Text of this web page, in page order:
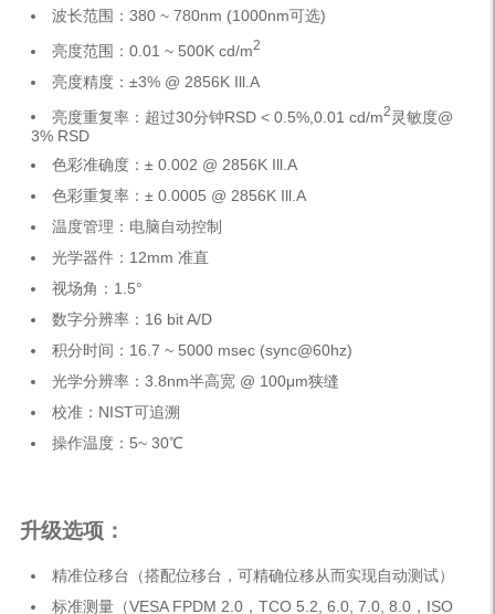
波长范围：380 ~ 780nm (1000nm可选)
亮度范围：0.01 ~ 500K cd/m2
亮度精度：±3% @ 2856K Ill.A
亮度重复率：超过30分钟RSD < 0.5%,0.01 cd/m2 灵敏度@
3% RSD
色彩准确度：± 0.002 @ 2856K Ill.A
色彩重复率：± 0.0005 @ 2856K Ill.A
温度管理：电脑自动控制
光学器件：12mm 准直
视场角：1.5°
数字分辨率：16 bit A/D
积分时间：16.7 ~ 5000 msec (sync@60hz)
光学分辨率：3.8nm半高宽 @ 100μm狭缝
校准：NIST可追溯
操作温度：5~ 30℃
升级选项：
精准位移台（搭配位移台，可精确位移从而实现自动测试）
标准测量（VESA FPDM 2.0，TCO 5.2, 6.0, 7.0, 8.0，ISO